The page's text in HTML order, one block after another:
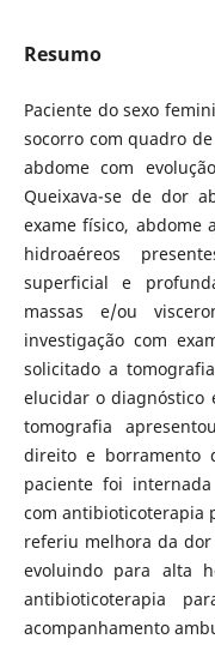
Resumo
Paciente do sexo
socorro com quadro
abdome com
Queixava-se de dor
exame físico, abdome
hidroaéreos
superficial e
massas e/ou
investigação com
solicitado a
elucidar o diagnóstico
tomografia
direito e borramento
paciente foi
com antibioticoterapia
referiu melhora da
evoluindo para alta
antibioticoterapia
acompanhamento